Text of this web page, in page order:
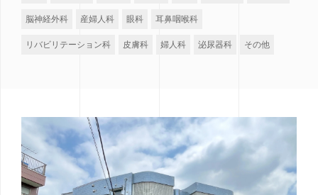
脳神経外科 産婦人科 眼科 耳鼻咽喉科
リバビリテーション科 皮膚科 婦人科 泌尿器科 その他